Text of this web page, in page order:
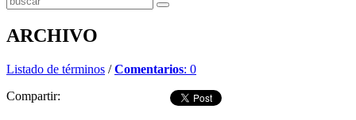
ARCHIVO
Listado de términos /Comentarios: 0
Compartir: